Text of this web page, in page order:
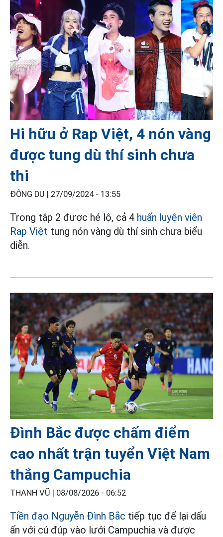
Hi hữu ở Rap Việt, 4 nón vàng
được tung dù thí sinh chưa
thi
ĐÔNG DU | 27/09/2024 - 13:55
Trong tập 2 được hé lộ, cả 4 huấn luyện viên
Rap Việt tung nón vàng dù thí sinh chưa biểu
diễn.
Đình Bắc được chấm điểm
cao nhất trận tuyển Việt Nam
thắng Campuchia
THANH VŨ | 08/08/2026 - 06:52
Tiền đạo Nguyễn Đình Bắc tiếp tục để lại dấu
ấn với cú đúp vào lưới Campuchia và được